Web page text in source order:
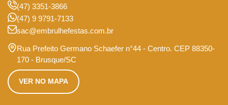
(47) 3351-3866
(47) 9 9791-7133
sac@embrulhefestas.com.br
Rua Prefeito Germano Schaefer n°44 - Centro. CEP 88350-
170 - Brusque/SC
VER NO MAPA